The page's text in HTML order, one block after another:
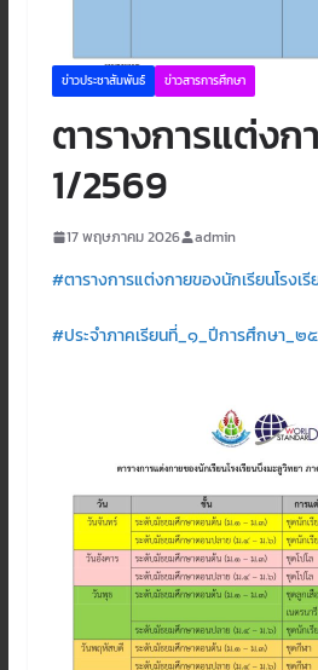
ข่าวประชาสัมพันธ์ ข่าวสารการศึกษา
ตารางการแต่งก
1/2569
17 พฤษภาคม 2026 admin
#ตารางการแต่งกายของนักเรียนโรงเ
#ประจำภาคเรียนที่_๑_ปีการศึกษา_๒